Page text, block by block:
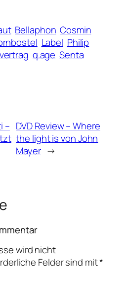
Bellaphon Cosmin
Label Philip
q.age Senta
– DVD Review – Where
the light is von John
Mayer →
wird nicht
Felder sind mit*